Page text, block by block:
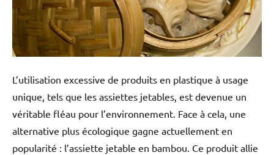
L’utilisation excessive de produits en plastique à usage
unique, tels que les assiettes jetables, est devenue un
véritable fléau pour l’environnement. Face à cela, une
alternative plus écologique gagne actuellement en
popularité : l’assiette jetable en bambou. Ce produit allie